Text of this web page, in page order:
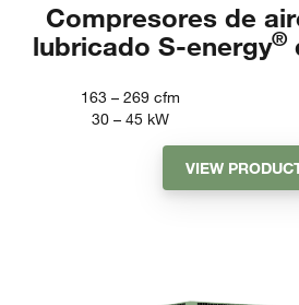
Compresores de
lubricado S-energy®
163 – 269 cfm
30 – 45 kW
VIEW